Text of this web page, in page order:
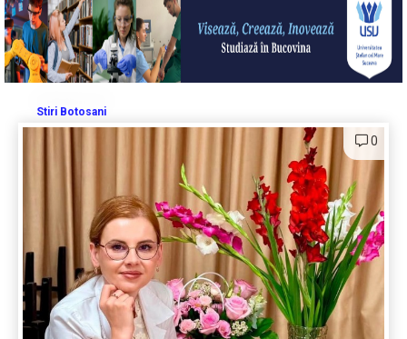
Stiri Botosani
0